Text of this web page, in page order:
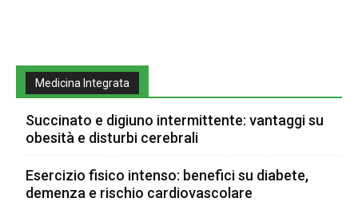
Medicina Integrata
Succinato e digiuno intermittente: vantaggi su
obesità e disturbi cerebrali
Esercizio fisico intenso: benefici su diabete,
demenza e rischio cardiovascolare